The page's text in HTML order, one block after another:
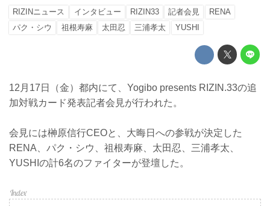
RIZINニュース インタビュー RIZIN33 記者会見
RENA
パク・シウ
祖根寿麻 太田忍 三浦孝太 YUSHI
12月17日（金）都内にて、Yogibo presents RIZIN.33の追
加対戦カード発表記者会見が行われた。
会見には榊原信行CEOと、大晦日への参戦が決定した
RENA、パク・シウ、祖根寿麻、太田忍、三浦孝太、
YUSHIの計6名のファイターが登壇した。